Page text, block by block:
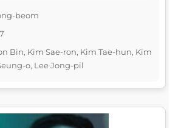
beom
Bin, Kim Sae-ron, Kim Tae-hun, Kim
o, Lee Jong-pil